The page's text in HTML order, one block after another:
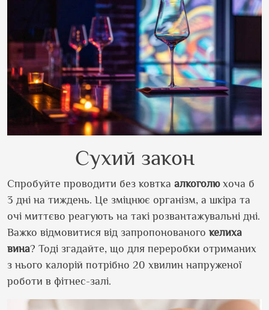
Сухий закон
Спробуйте проводити без ковтка алкоголюхоча б
3 дні на тиждень. Це зміцнює організм, а шкіра та
очі миттєво реагують на такі розвантажувальні дні.
Важко відмовитися від запропонованого келиха
вина? Тоді згадайте, що для переробки отриманих
з нього калорій потрібно 20 хвилин напруженої
роботи в фітнес-залі.